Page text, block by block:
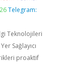
Telegram:
Teknolojileri
Sağlayıcı
proaktif